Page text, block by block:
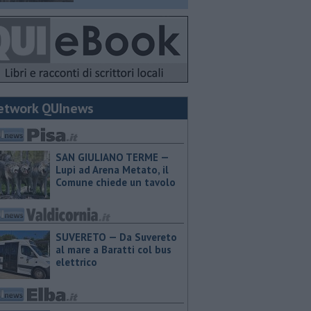
QUInews
SAN GIULIANO TERME —
Lupi ad Arena Metato, il
Comune chiede un tavolo
SUVERETO — Da Suvereto
al mare a Baratti col bus
elettrico